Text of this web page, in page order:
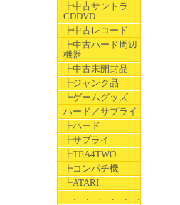
┣中古サントラ
CDDVD
┣中古レコード
┣中古ハード周辺
機器
┣中古未開封品
┣ジャンク品
┗ゲームグッズ
ハード／サプライ
┣ハード
┣サプライ
┣TEA4TWO
┣コンパチ機
┗ATARI
__:__:__:__:__:__:__